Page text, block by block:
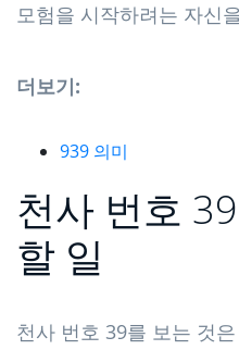
모험을 시작하려는 자신
더보기:
939 의미
천사 번호
할 일
천사 번호 39를 보는 것